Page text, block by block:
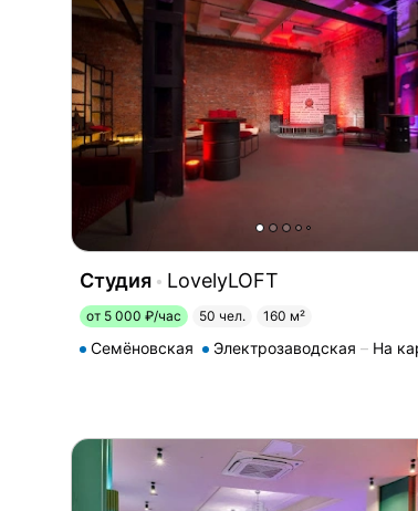
Студия LovelyLOFT
от 5 000 ₽/час 50 чел. 160 м²
Семёновская Электрозаводская На